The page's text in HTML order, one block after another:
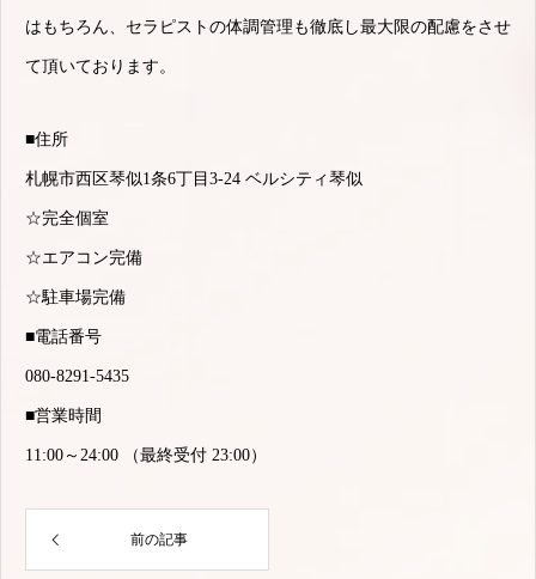
はもちろん、セラピストの体調管理も徹底し最大限の配慮をさせ
て頂いております。
■住所
札幌市西区琴似1条6丁目3-24 ベルシティ琴似
☆完全個室
☆エアコン完備
☆駐車場完備
■電話番号
080-8291-5435
■営業時間
11:00～24:00 （最終受付 23:00）
前の記事